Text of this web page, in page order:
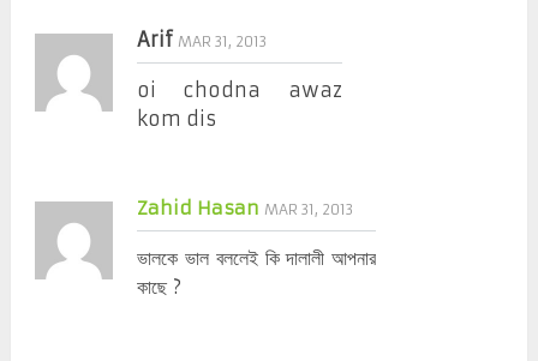
Arif MAR 31, 2013
oi chodna awaz
kom dis
Zahid Hasan MAR 31, 2013
ভালকে ভাল বললেই কি দালালী আপনার
কাছে ?